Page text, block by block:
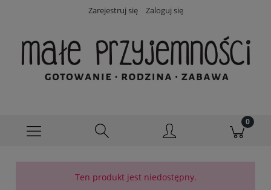
Zarejestruj się Zaloguj się
Ten produkt jest niedostępny.